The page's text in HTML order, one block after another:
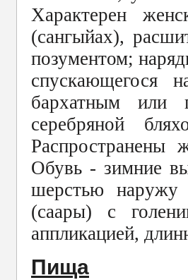
Характерен
(сангыйах),
позументом;
спускающегося
бархатным или
серебряной
Распространены
Обувь - зимние
шерстью наружу
(саары) с
аппликацией,
Пища